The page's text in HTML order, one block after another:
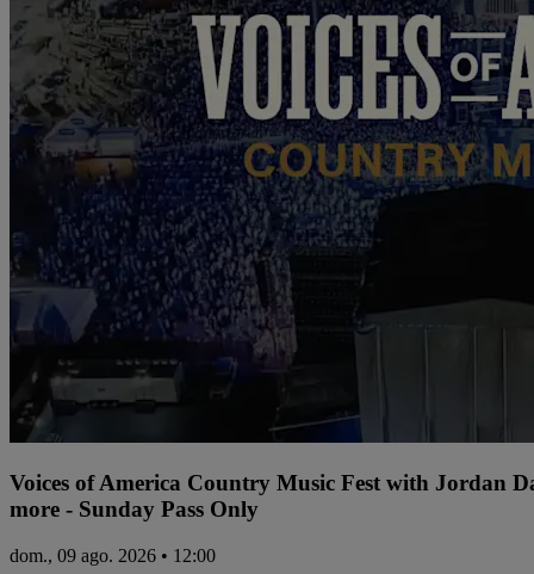
Voices of America Country Music Fest with Jordan
more - Sunday Pass Only
dom., 09 ago. 2026 • 12:00